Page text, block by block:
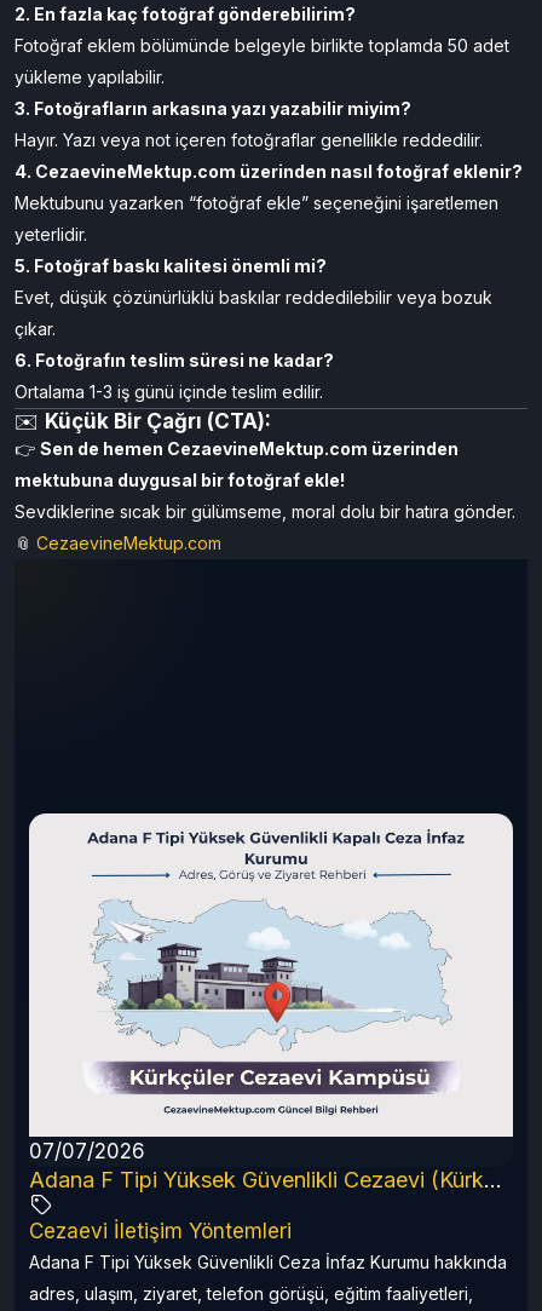
2. En fazla kaç fotoğraf gönderebilirim?
Fotoğraf eklem bölümünde belgeyle birlikte toplamda 50 adet
yükleme yapılabilir.
3. Fotoğrafların arkasına yazı yazabilir miyim?
Hayır. Yazı veya not içeren fotoğraflar genellikle reddedilir.
4. CezaevineMektup.com üzerinden nasıl fotoğraf eklenir?
Mektubunu yazarken “fotoğraf ekle” seçeneğini işaretlemen
yeterlidir.
5. Fotoğraf baskı kalitesi önemli mi?
Evet, düşük çözünürlüklü baskılar reddedilebilir veya bozuk
çıkar.
6. Fotoğrafın teslim süresi ne kadar?
Ortalama 1-3 iş günü içinde teslim edilir.
✉️ Küçük Bir Çağrı (CTA):
👉 Sen de hemen CezaevineMektup.com üzerinden
mektubuna duygusal bir fotoğraf ekle!
Sevdiklerine sıcak bir gülümseme, moral dolu bir hatıra gönder.
📎 CezaevineMektup.com
07/07/2026
Adana F Tipi Yüksek Güvenlikli Cezaevi (Kürkçüler) 2026 Rehberi
Cezaevi İletişim Yöntemleri
Adana F Tipi Yüksek Güvenlikli Ceza İnfaz Kurumu hakkında
adres, ulaşım, ziyaret, telefon görüşü, eğitim faaliyetleri,